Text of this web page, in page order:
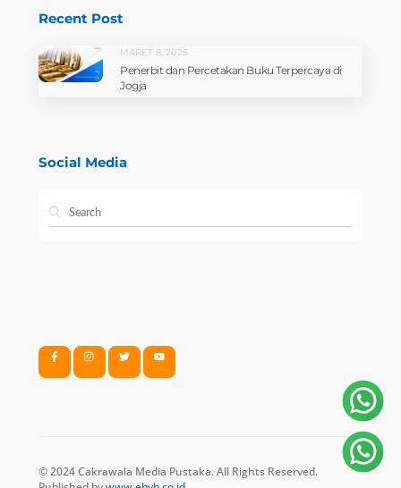
Recent Post
MARET 8, 2025
Penerbit dan Percetakan Buku Terpercaya di
Jogja
Social Media
© 2024 Cakrawala Media Pustaka. All Rights Reserved.